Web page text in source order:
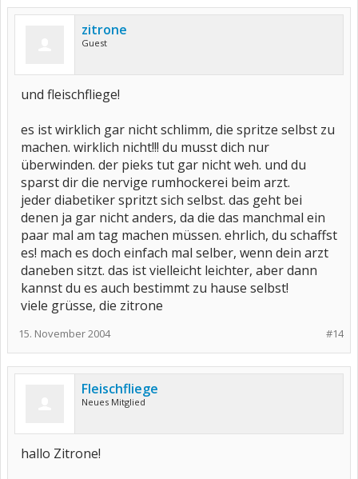
zitrone
Guest
und fleischfliege!
es ist wirklich gar nicht schlimm, die spritze selbst zu
machen. wirklich nicht!!! du musst dich nur
überwinden. der pieks tut gar nicht weh. und du
sparst dir die nervige rumhockerei beim arzt.
jeder diabetiker spritzt sich selbst. das geht bei
denen ja gar nicht anders, da die das manchmal ein
paar mal am tag machen müssen. ehrlich, du schaffst
es! mach es doch einfach mal selber, wenn dein arzt
daneben sitzt. das ist vielleicht leichter, aber dann
kannst du es auch bestimmt zu hause selbst!
viele grüsse, die zitrone
#14
15. November 2004
Fleischfliege
Neues Mitglied
hallo Zitrone!